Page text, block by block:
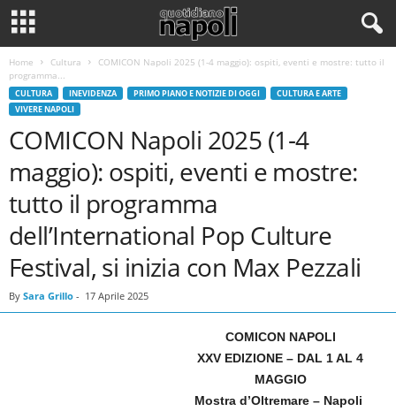
Home Cultura
COMICON Napoli 2025 (1-4 maggio): ospiti, eventi e mostre: tutto il
programma...
CULTURA INEVIDENZA PRIMO PIANO E NOTIZIE DI OGGI
CULTURA E ARTE
VIVERE NAPOLI
COMICON Napoli 2025 (1-4
maggio): ospiti, eventi e mostre:
tutto il programma
dell’International Pop Culture
Festival, si inizia con Max Pezzali
By Sara Grillo - 17 Aprile 2025
COMICON NAPOLI
XXV EDIZIONE – DAL 1 AL 4
MAGGIO
Mostra d’Oltremare – Napoli